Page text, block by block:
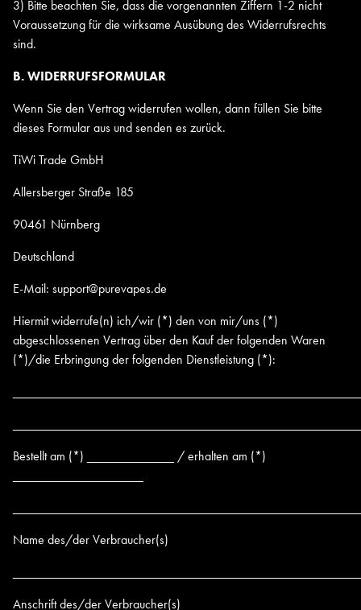
3) Bitte beachten Sie, dass die vorgenannten Ziffern 1-2 nicht
Voraussetzung für die wirksame Ausübung des Widerrufsrechts
sind.
B. WIDERRUFSFORMULAR
Wenn Sie den Vertrag widerrufen wollen, dann füllen Sie bitte
dieses Formular aus und senden es zurück.
TiWi Trade GmbH
Allersberger Straße 185
90461 Nürnberg
Deutschland
E-Mail: support@purevapes.de
Hiermit widerrufe(n) ich/wir (*) den von mir/uns (*)
abgeschlossenen Vertrag über den Kauf der folgenden Waren
(*)/die Erbringung der folgenden Dienstleistung (*):
Bestellt am (*) ____________ / erhalten am (*)
Name des/der Verbraucher(s)
Anschrift des/der Verbraucher(s)